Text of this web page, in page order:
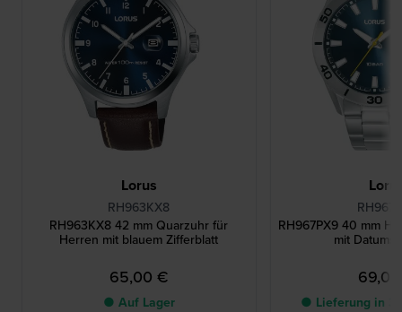
Lorus
RH963KX8
RH963KX8 42 mm Quarzuhr für
Herren mit blauem Zifferblatt
65,00 €
● Auf Lager
RH967PX9 40 mm
mit
● Lieferung in 3